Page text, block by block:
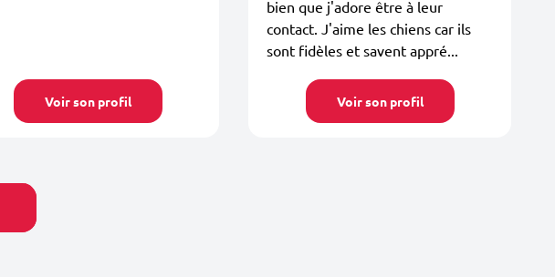
Voir son profil
bien que j'adore être à leur
contact. J'aime les chiens car ils
sont fidèles et savent appré...
Voir son profil